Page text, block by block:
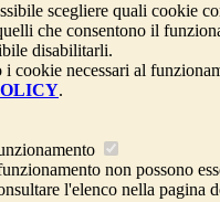
scegliere quali cookie
che consentono il
disabilitarli.
i cookie necessari al
.
non possono
l'elenco nella pagina